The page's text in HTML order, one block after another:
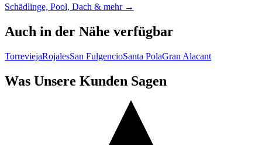
Schädlinge, Pool, Dach & mehr →
Auch in der Nähe verfügbar
TorreviejaRojalesSan FulgencioSanta PolaGran Alacant
Was Unsere Kunden Sagen